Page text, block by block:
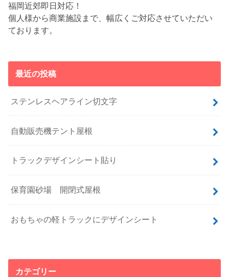
福岡近郊即日対応！
個人様から商業施設まで、幅広くご対応させていただい
ております。
最近の投稿
ステンレスヘアライン切文字
自動販売機テント屋根
トラックデザインシート貼り
保育園砂場 開閉式屋根
おもちゃの軽トラックにデザインシート
カテゴリー